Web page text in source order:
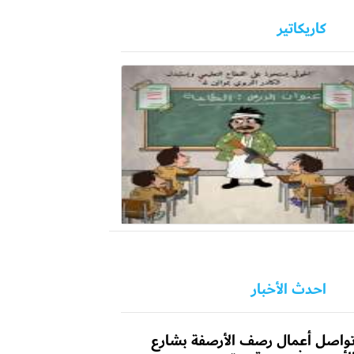
كاريكاتير
احدث الأخبار
أعمال رصف الأرصفة بشارع